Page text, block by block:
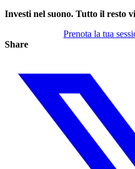
Investi nel suono. Tutto il resto
Prenota la tua
Share